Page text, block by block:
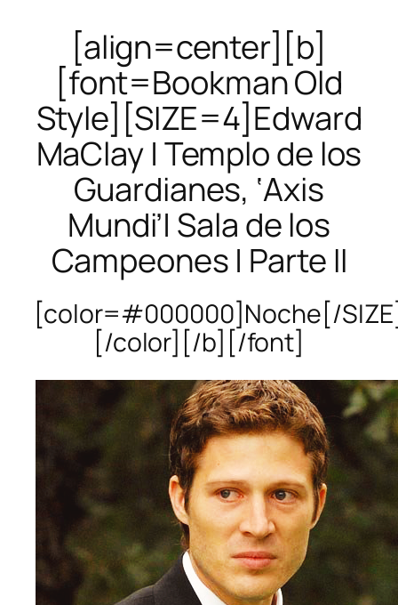
[align=center][b]
[font=Bookman Old
Style][SIZE=4]Edward
MaClay | Templo de los
Guardianes, ‘Axis
Mundi’| Sala de los
Campeones | Parte II
[color=#000000]Noche[/
[/color][/b][/font]